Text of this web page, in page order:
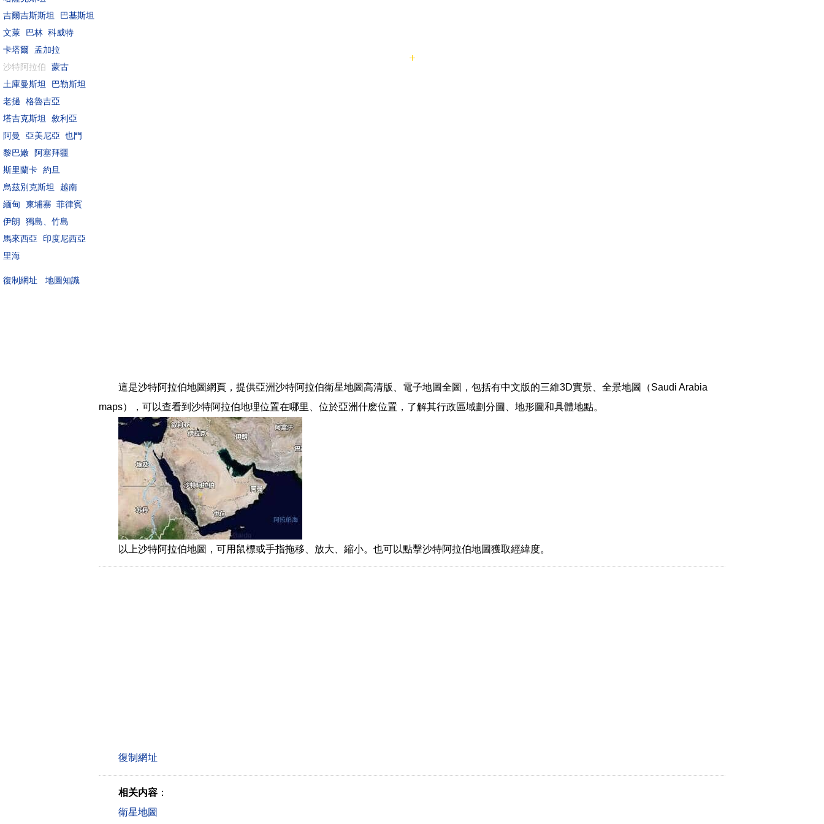
吉爾吉斯斯坦
巴基斯坦
文萊
巴林 科威特
卡塔爾 孟加拉
沙特阿拉伯
蒙古
土庫曼斯坦
巴勒斯坦
老撾
格魯吉亞
塔吉克斯坦
敘利亞
阿曼
亞美尼亞 也門
黎巴嫩
阿塞拜疆
斯里蘭卡 約旦
烏茲別克斯坦
越南
緬甸
柬埔寨 菲律賓
伊朗
獨島、竹島
馬來西亞
印度尼西亞
里海
地圖知識
這是沙特阿拉伯地圖網頁，提供亞洲沙特阿拉伯衛星地圖高清版、電子地圖全圖，包括有中文版的三維3D實景、全景地圖（Saudi Arabia
maps），可以查看到沙特阿拉伯地理位置在哪里、位於亞洲什麽位置，了解其行政區域劃分圖、地形圖和具體地點。
以上沙特阿拉伯地圖，可用鼠標或手指拖移、放大、縮小。也可以點擊沙特阿拉伯地圖獲取經緯度。
相关内容 ：
衛星地圖